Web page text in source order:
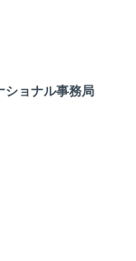
ショナル事務局